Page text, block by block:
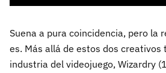
Suena a pura coincidencia, pero la
es. Más allá de estos dos creativos
industria del videojuego, Wizardry